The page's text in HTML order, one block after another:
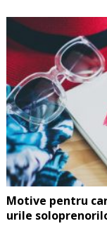
Motive pentru
urile